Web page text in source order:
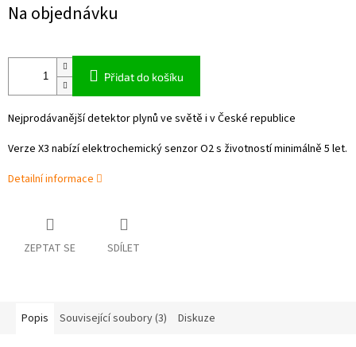
cena:
Na objednávku
Přidat do košíku
Nejprodávanější detektor plynů ve světě i v České republice
Verze X3 nabízí elektrochemický senzor O2 s životností minimálně 5 let.
Detailní informace
ZEPTAT SE SDÍLET
Popis Související soubory (3) Diskuze